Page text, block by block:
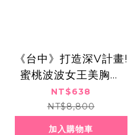
《台中》打造深V計畫!
蜜桃波波女王美胸課
程,638元
NT$638
NT$8,800
加入購物車